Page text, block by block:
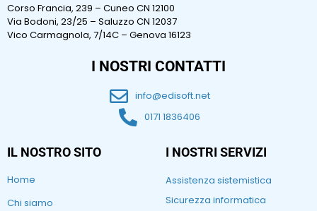
Corso Francia, 239 – Cuneo CN 12100
Via Bodoni, 23/25 – Saluzzo CN 12037
Vico Carmagnola, 7/14C – Genova 16123
I NOSTRI CONTATTI
info@edisoft.net
0171 1836406
IL NOSTRO SITO
Home
Chi siamo
I NOSTRI SERVIZI
Assistenza sistemistica
Sicurezza informatica